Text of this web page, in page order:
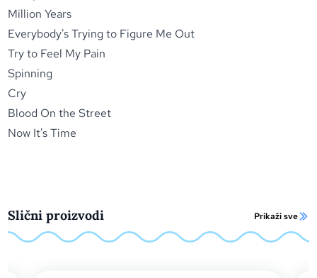
Million Years
Everybody's Trying to Figure Me Out
Try to Feel My Pain
Spinning
Cry
Blood On the Street
Now It's Time
Slični proizvodi Prikaži sve